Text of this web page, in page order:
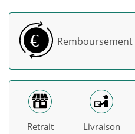
€ Remboursement
Retrait
Livraison